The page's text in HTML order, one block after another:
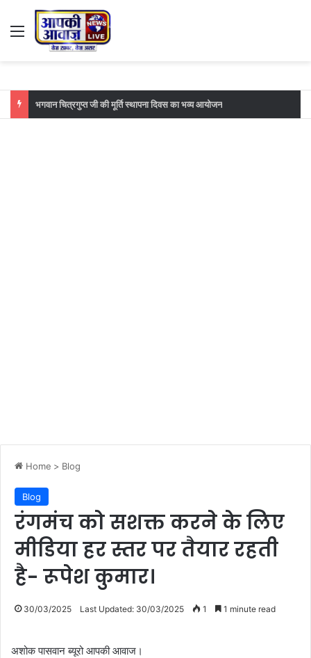
Menu
भगवान चित्रगुप्त जी की मूर्ति स्थापना दिवस का भव्य आयोजन
Home > Blog
Blog
रंगमंच को सशक्त करने के लिए
मीडिया हर स्तर पर तैयार रहती
है- रूपेश कुमार।
30/03/2025 Last Updated: 30/03/2025 1 1 minute read
अशोक पासवान ब्यूरो आपकी आवाज।